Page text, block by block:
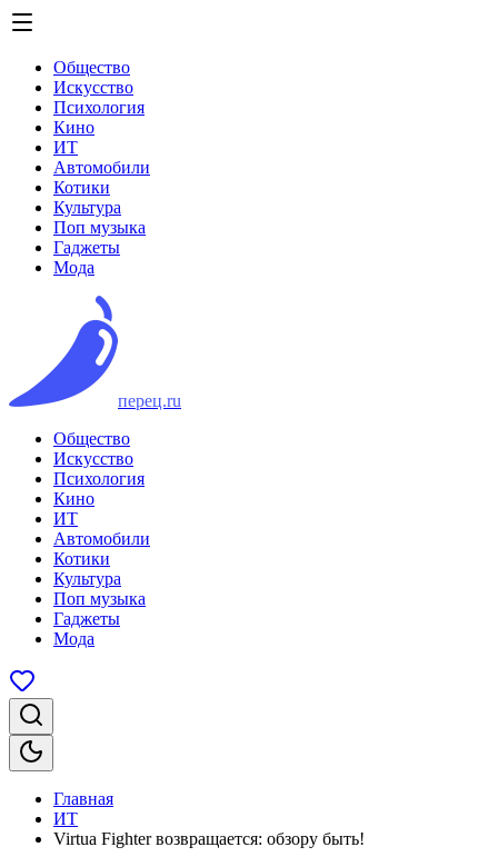
Общество
Искусство
Психология
Кино
ИТ
Автомобили
Котики
Культура
Поп музыка
Гаджеты
Мода
перец.ru
Общество
Искусство
Психология
Кино
ИТ
Автомобили
Котики
Культура
Поп музыка
Гаджеты
Мода
Главная
ИТ
Virtua Fighter возвращается: обзору быть!